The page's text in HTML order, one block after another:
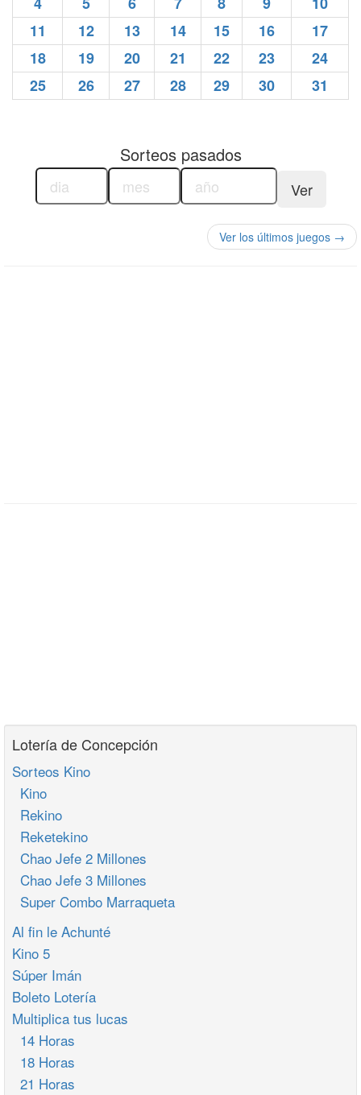
11
12 13 14 15 16
17
18
19 20 21 22 23
24
25
26 27 28 29 30 31
Sorteos pasados
Ver
Ver los últimos juegos →
Lotería de Concepción
Sorteos Kino
Kino
Rekino
Reketekino
Chao Jefe 2 Millones
Chao Jefe 3 Millones
Super Combo Marraqueta
Al fin le Achunté
Kino 5
Súper Imán
Boleto Lotería
Multiplica tus lucas
14 Horas
18 Horas
21 Horas